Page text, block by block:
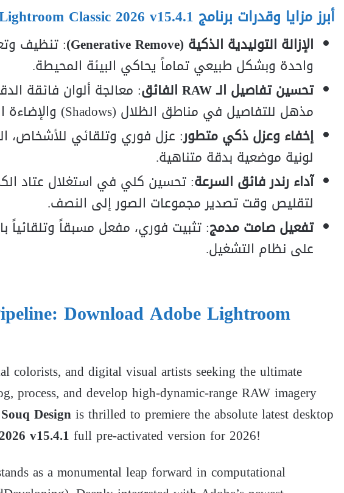
أبرز مزايا وقدرات برنامج Adobe Lightroom Classic 2026 v15.4.1:
الإزالة التوليدية الذكية (Generative Remove)
: تنظيف
واحدة وبشكل طبيعي تماماً يحاكي البيئة المحيطة.
تحسين تفاصيل الـ RAW الفائق
مذهل للتفاصيل في مناطق الظلال (Shadows) والإضاءة العالية (Highlights).
إخفاء وعزل ذكي متطور: عزل فوري وتلقائي للأشخاص،
لونية موضعية بدقة متناهية.
آداء رندر فائق السرعة
لتقليص وقت تصدير مجموعات الصور إلى النصف.
تفعيل صامت مدمج: تثبيت فوري، مفعل مسبقاً
على نظام التشغيل.
Download Adobe Lightroom
colorists, and digital visual artists seeking the ultimate
process, and develop high-dynamic-range RAW imagery
Souq Designis thrilled to premiere the absolute latest desktop
v15.4.1full pre-activated version for 2026!
as a monumental leap forward in computational